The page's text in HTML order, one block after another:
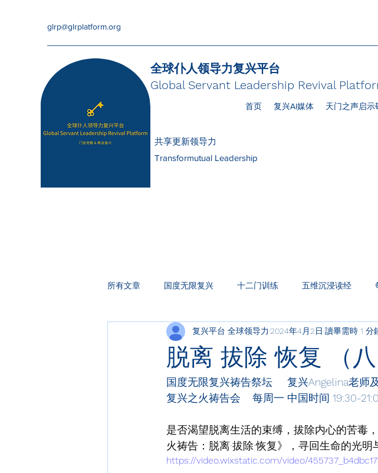
glrp@glrplatform.org
全球仆人领导力复兴平台
Global Servant Leadership Revival
共享更新领导力
Transformutual Leadership
首页 复兴AI媒体 天门之声启示
所有文章 国度无限复兴 十二门训练 五维沉浸读经
HAKA复兴祷告 领袖训练 圣经财务观 一生之久
脱离 拔除 恢复 （
复兴平台 全球领导力 2024年4月2日 讀畢需時 1 分
国度无限复兴祷告祭坛     复兴Angelina老师
复兴之火祷告会    每周一 中国时间 19:30-
是否渴望脱离生活的束缚，拔除内心的苦毒
火祷告：脱离·拔除·恢复》，寻回生命的光明
https://video.wixstatic.com/video/